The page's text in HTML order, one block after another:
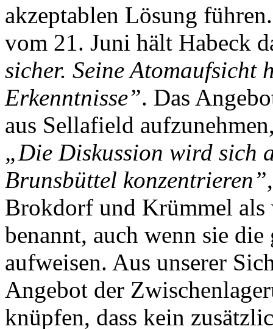
akzeptablen Lösung
vom 21. Juni hält Habeck
sicher. Seine Atomaufsicht
Erkenntnisse”. Das
aus Sellafield
„Die Diskussion wird sich
Brunsbüttel konzentrieren”
Brokdorf und Krümmel als
benannt, auch wenn sie
aufweisen. Aus unserer
Angebot der
knüpfen, dass kein